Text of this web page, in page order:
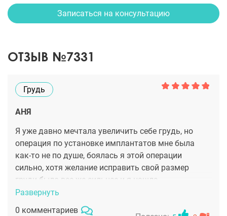
Записаться на консультацию
ОТЗЫВ №7331
Грудь
АНЯ
Я уже давно мечтала увеличить себе грудь, но
операция по установке имплантатов мне была
как-то не по душе, боялась я этой операции
сильно, хотя желание исправить свой размер
груди было все же сильнее и я нашла
альтернативный метод и увеличила грудь с
помощью липофилинга! Нашла лучшего
Развернуть
0 комментариев